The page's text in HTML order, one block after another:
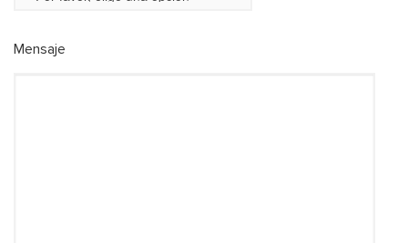
Mensaje